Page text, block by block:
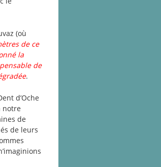
(où
de ce
la
de
.
d’Oche
notre
de
de leurs